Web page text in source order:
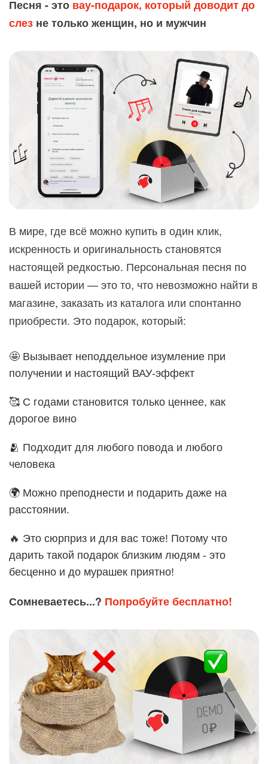
Песня - это вау-подарок, который доводит до
слез не только женщин, но и мужчин
В мире, где всё можно купить в один клик,
искренность и оригинальность становятся
настоящей редкостью. Персональная песня по
вашей истории — это то, что невозможно найти в
магазине, заказать из каталога или спонтанно
приобрести. Это подарок, который:
🤩 Вызывает неподдельное изумление при
получении и настоящий ВАУ-эффект
🥰 С годами становится только ценнее, как
дорогое вино
🫂 Подходит для любого повода и любого
человека
🌍 Можно преподнести и подарить даже на
расстоянии.
🔥 Это сюрприз и для вас тоже! Потому что
дарить такой подарок близким людям - это
бесценно и до мурашек приятно!
Сомневаетесь...? Попробуйте бесплатно!